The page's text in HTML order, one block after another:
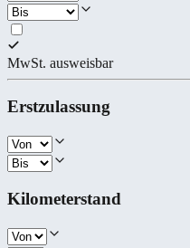
MwSt. ausweisbar
Erstzulassung
Kilometerstand